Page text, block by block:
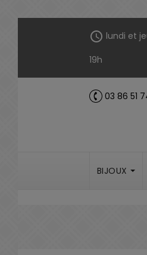
schedule lundi et
19h
call 03 86 51
BIJOUX